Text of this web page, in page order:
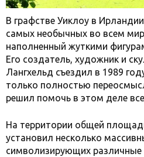
В графстве Уиклоу в
самых необычных во всем
наполненный жуткими
Его создатель, художник и
Лангхельд съездил в 1989
только полностью
решил помочь в этом деле
На территории общей
установил несколько
символизирующих различные